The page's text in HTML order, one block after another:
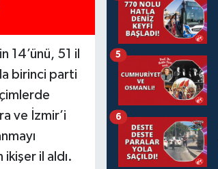
14’ünü, 51 il
birinci parti
ve İzmir’i
il aldı.
5
6